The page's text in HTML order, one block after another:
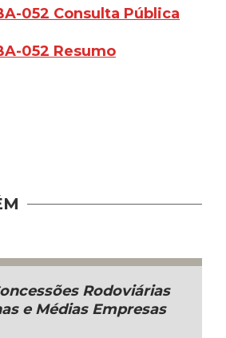
052 Consulta Pública
052 Resumo
Rodoviárias
e Médias Empresas